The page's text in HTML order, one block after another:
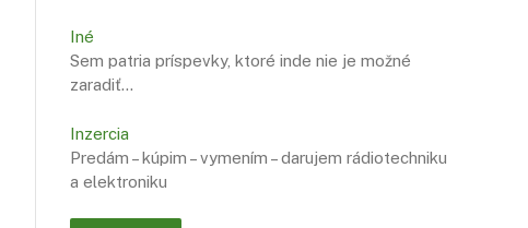
Iné
Sem patria príspevky, ktoré inde nie je možné
zaradiť…
Inzercia
Predám – kúpim – vymením – darujem rádiotechniku
a elektroniku